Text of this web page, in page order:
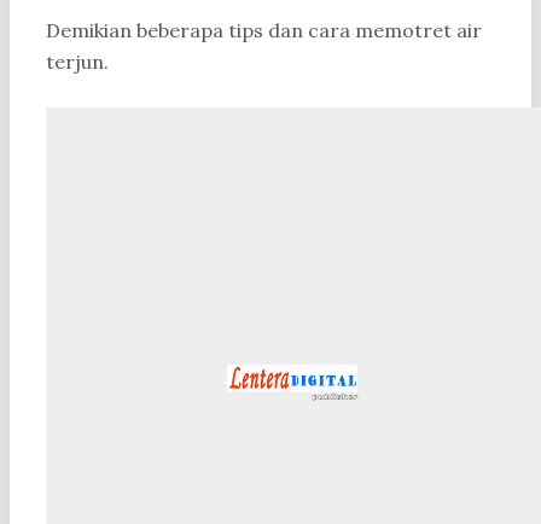
Demikian beberapa tips dan cara memotret air
terjun.